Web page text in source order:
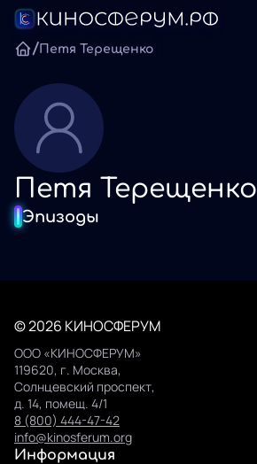
/Петя Терещенко
Петя Терещенко
Эпизоды
© 2026 КИНОСФЕРУМ
ООО «КИНОСФЕРУМ»
119620, г. Москва,
Солнцевский проспект,
д. 14, помещ. 4/1
8 (800) 444-47-42
info@kinosferum.org
Информация